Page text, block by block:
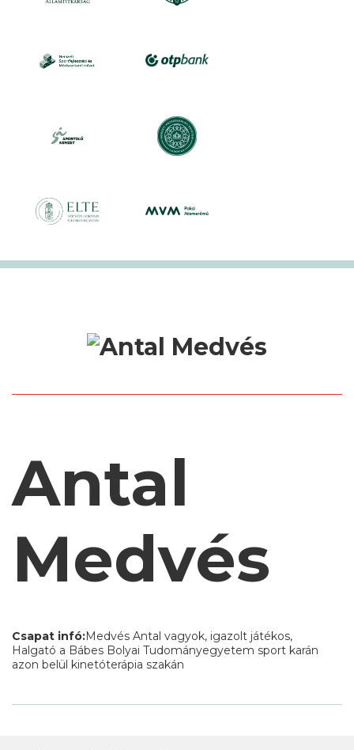
Antal
Medvés
Csapat infó:Medvés Antal vagyok, igazolt játékos,
Halgató a Bábes Bolyai Tudományegyetem sport karán
azon belül kinetóterápia szakán